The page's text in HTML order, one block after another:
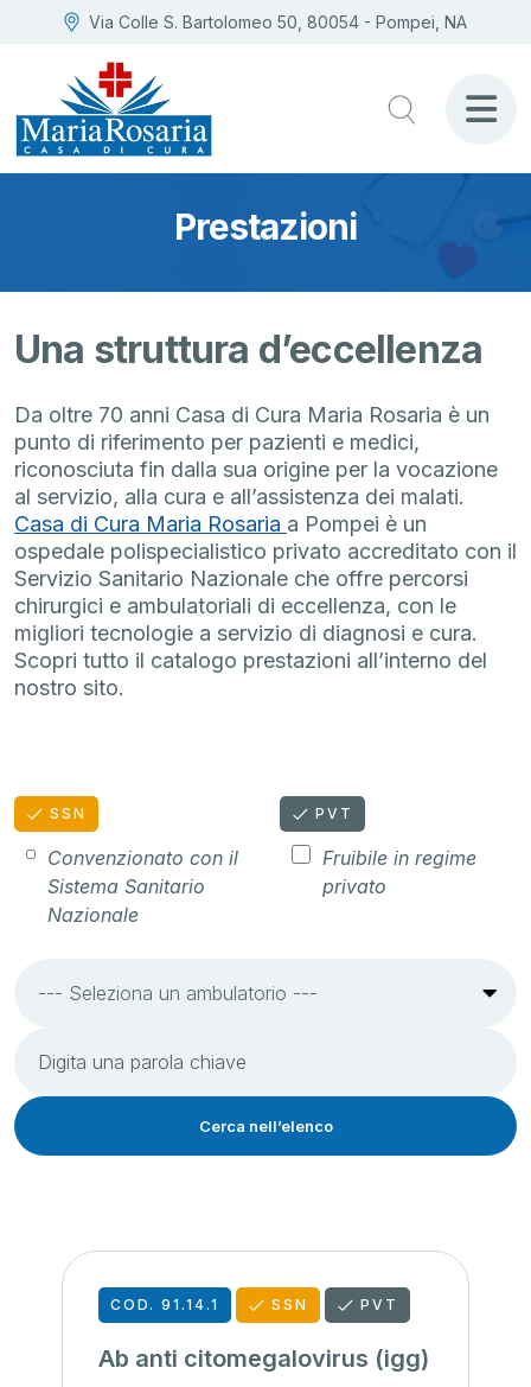
Via Colle S. Bartolomeo 50, 80054 - Pompei, NA
Prestazioni
Una struttura d’eccellenza
Da oltre 70 anni Casa di Cura Maria Rosaria è un
punto di riferimento per pazienti e medici,
riconosciuta fin dalla sua origine per la vocazione
al servizio, alla cura e all’assistenza dei malati.
Casa di Cura Maria Rosaria a Pompei è un
ospedale polispecialistico privato accreditato con il
Servizio Sanitario Nazionale che offre percorsi
chirurgici e ambulatoriali di eccellenza, con le
migliori tecnologie a servizio di diagnosi e cura.
Scopri tutto il catalogo prestazioni all’interno del
nostro sito.
SSN
Convenzionato con il
Sistema Sanitario
Nazionale
PVT
Fruibile in regime
privato
Cerca nell’elenco
COD. 91.14.1 SSN PVT
Ab anti citomegalovirus (igg)